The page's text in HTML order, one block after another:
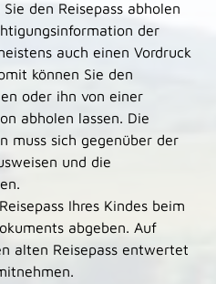
den Reisepass abholen
der
auch einen Vordruck
können Sie den
oder ihn von einer
abholen lassen. Die
muss sich gegenüber der
und die
Ihres Kindes beim
abgeben. Auf
alten Reisepass entwertet